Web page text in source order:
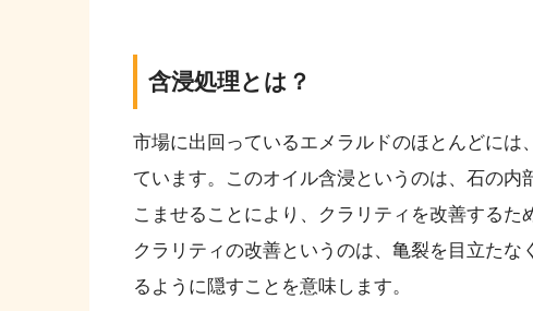
含浸処理とは？
市場に出回っているエメラルドのほとんどに
ています。このオイル含浸というのは、石の
こませることにより、クラリティを改善するた
クラリティの改善というのは、亀裂を目立た
るように隠すことを意味します。